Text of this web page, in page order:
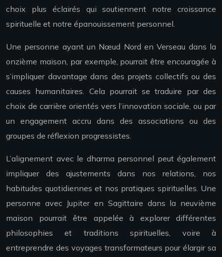
choix plus éclairés qui soutiennent notre croissance
spirituelle et notre épanouissement personnel.
Une personne ayant un Nœud Nord en Verseau dans la
onzième maison, par exemple, pourrait être encouragée à
s’impliquer davantage dans des projets collectifs ou des
causes humanitaires. Cela pourrait se traduire par des
choix de carrière orientés vers l’innovation sociale, ou par
un engagement accru dans des associations ou des
groupes de réflexion progressistes.
L’alignement avec le dharma personnel peut également
impliquer des ajustements dans nos relations, nos
habitudes quotidiennes et nos pratiques spirituelles. Une
personne avec Jupiter en Sagittaire dans la neuvième
maison pourrait être appelée à explorer différentes
philosophies et traditions spirituelles, voire à
entreprendre des voyages transformateurs pour élargir sa